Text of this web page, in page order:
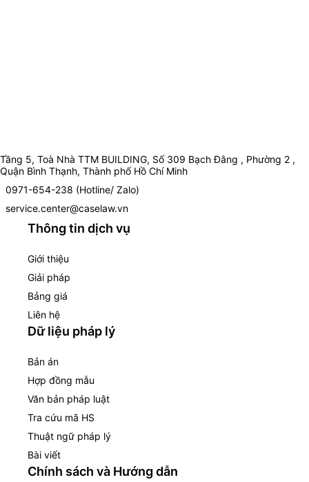
Tầng 5, Toà Nhà TTM BUILDING, Số 309 Bạch Đằng , Phường 2 ,
Quận Bình Thạnh, Thành phố Hồ Chí Minh
0971-654-238 (Hotline/ Zalo)
service.center@caselaw.vn
Thông tin dịch vụ
Giới thiệu
Giải pháp
Bảng giá
Liên hệ
Dữ liệu pháp lý
Bản án
Hợp đồng mẫu
Văn bản pháp luật
Tra cứu mã HS
Thuật ngữ pháp lý
Bài viết
Chính sách và Hướng dẫn